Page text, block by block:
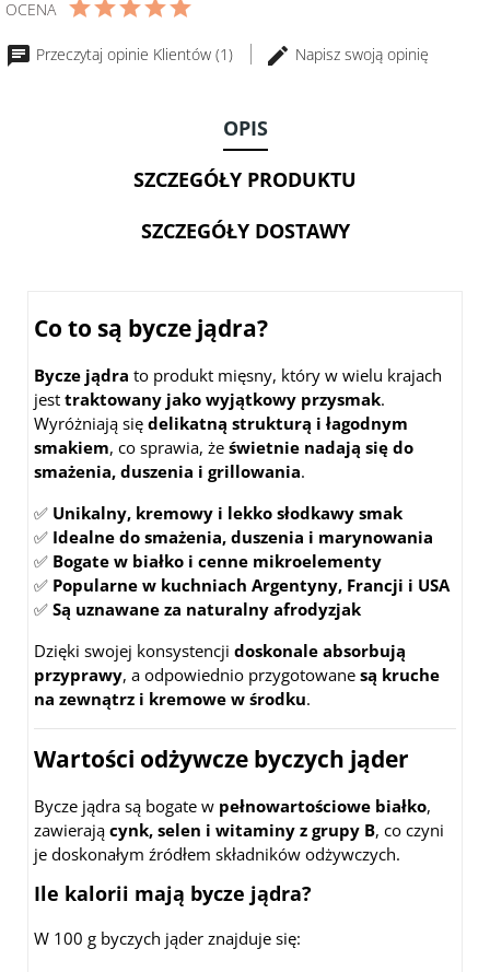
pełnoziarnisty
słonecznikiem
OCENA
Przeczytaj opinie Klientów (1) Napisz swoją opinię
OPIS
SZCZEGÓŁY PRODUKTU
SZCZEGÓŁY DOSTAWY
Co to są bycze jądra?
Bycze jądra to produkt mięsny, który w wielu krajach
jest traktowany jako wyjątkowy przysmak.
Wyróżniają się delikatną strukturą i łagodnym
smakiem, co sprawia, że świetnie nadają się do
smażenia, duszenia i grillowania.
✅ Unikalny, kremowy i lekko słodkawy smak
✅ Idealne do smażenia, duszenia i marynowania
✅ Bogate w białko i cenne mikroelementy
✅ Popularne w kuchniach Argentyny, Francji i USA
✅ Są uznawane za naturalny afrodyzjak
Dzięki swojej konsystencji doskonale absorbują
przyprawy, a odpowiednio przygotowane są kruche
na zewnątrz i kremowe w środku.
Wartości odżywcze byczych jąder
Bycze jądra są bogate w pełnowartościowe białko,
zawierają cynk, selen i witaminy z grupy B, co czyni
je doskonałym źródłem składników odżywczych.
Ile kalorii mają bycze jądra?
W 100 g byczych jąder znajduje się: